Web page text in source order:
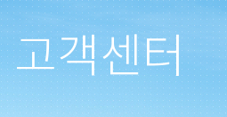
고객센터